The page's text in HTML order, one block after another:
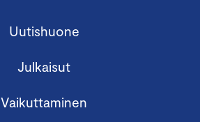
Uutishuone
Julkaisut
Vaikuttaminen